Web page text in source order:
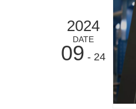
2024
DATE
09 - 24